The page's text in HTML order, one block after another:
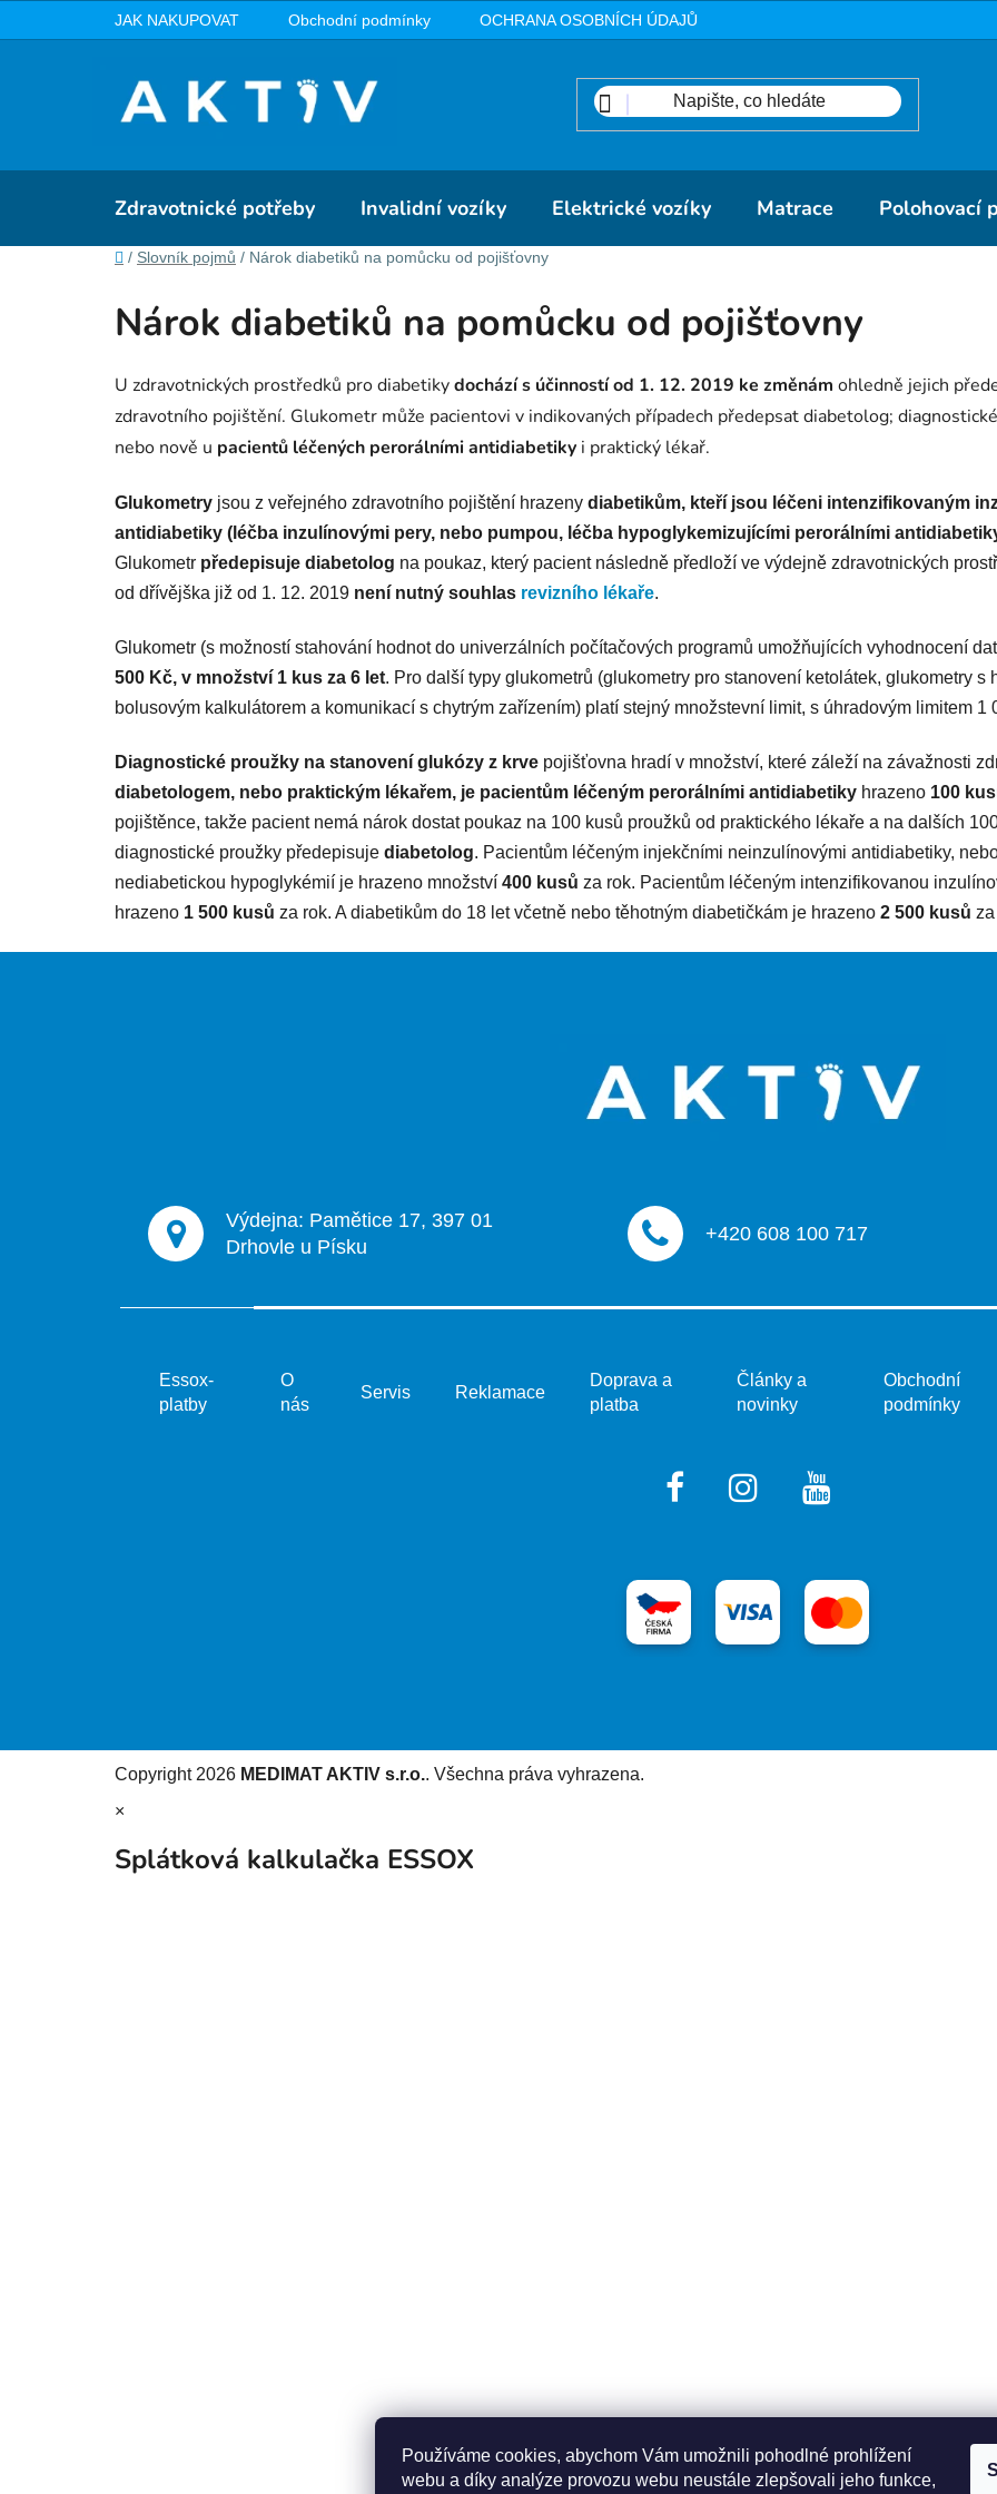
Používáme cookies, abychom Vám umožnili pohodlné prohlížení
webu a díky analýze provozu webu neustále zlepšovali jeho funkce,
na
JAK NAKUPOVAT Obchodní podmínky OCHRANA OSOBNÍCH ÚDAJŮ
Zdravotnické potřeby Invalidní vozíky Elektrické vozíky Matrace Polohovací
Domů
/ Slovník pojmů / Nárok diabetiků na pomůcku od pojišťovny
Nárok diabetiků na pomůcku od pojišťovny
U zdravotnických prostředků pro diabetikydochází s účinností od 1. 12. 2019 ke změnám ohledně jejich
zdravotního pojištění. Glukometr může pacientovi v indikovaných případech předepsat diabetolog;
nebo nově u pacientů léčených perorálními antidiabetiky i praktický lékař.
Glukometry jsou z veřejného zdravotního pojištění hrazeny diabetikům, kteří jsou léčeni intenzifikovaným
antidiabetiky (léčba inzulínovými pery, nebo pumpou, léčba hypoglykemizujícími perorálními
Glukometr předepisuje diabetolog na poukaz, který pacient následně předloží ve výdejně zdravotnických
od dřívějška již od 1. 12. 2019 není nutný souhlas revizního lékaře.
Glukometr (s možností stahování hodnot do univerzálních počítačových programů umožňujících vyhodnocení
500 Kč, v množství 1 kus za 6 let. Pro další typy glukometrů (glukometry pro stanovení ketolátek, glukometry
bolusovým kalkulátorem a komunikací s chytrým zařízením) platí stejný množstevní limit, s úhradovým limitem 1
Diagnostické proužky na stanovení glukózy z krve pojišťovna hradí v množství, které záleží na závažnosti
diabetologem, nebo praktickým lékařem, je pacientům léčeným perorálními antidiabetiky hrazeno 100
pojištěnce, takže pacient nemá nárok dostat poukaz na 100 kusů proužků od praktického lékaře a na dalších
diagnostické proužky předepisuje diabetolog. Pacientům léčeným injekčními neinzulínovými antidiabetiky,
nediabetickou hypoglykémií je hrazeno množství 400 kusů za rok. Pacientům léčeným intenzifikovanou
hrazeno 1 500 kusů za rok. A diabetikům do 18 let včetně nebo těhotným diabetičkám je hrazeno 2 500 kusů za
Výdejna: Pamětice 17, 397 01
Drhovle u Písku
+420 608 100 717
Essox-
platby
O
nás
Servis Reklamace
Doprava a
platba
Články a
novinky
Obchodní
podmínky
Copyright 2026 MEDIMAT AKTIV s.r.o.. Všechna práva vyhrazena.
×
Splátková kalkulačka ESSOX